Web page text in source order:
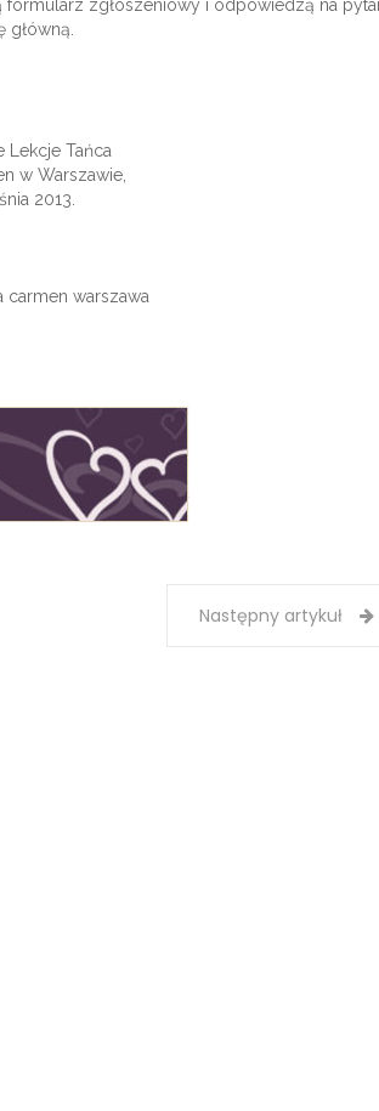
formularz zgłoszeniowy i odpowiedzą na
Lekcje Tańca
w Warszawie,
2013.
Następny artykuł